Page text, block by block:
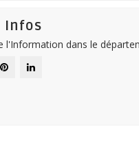
Infos
l'Information dans le